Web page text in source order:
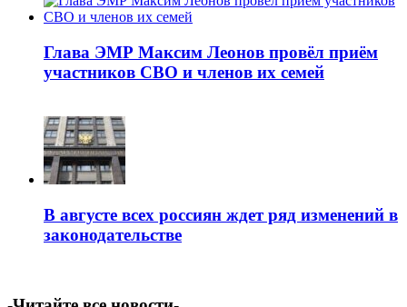
Глава ЭМР Максим Леонов провёл приём
участников СВО и членов их семей
В августе всех россиян ждет ряд изменений в
законодательстве